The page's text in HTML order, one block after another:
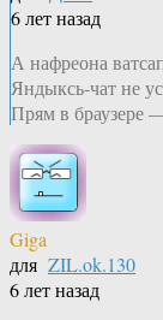
6 лет назад
А нафреона
Яндыксь-чат не
Прям в браузере
Giga
для ZIL.ok.130
6 лет назад